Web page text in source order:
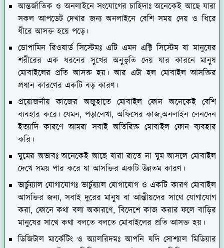
আন্তর্জাতিক ও অনলাইনে সংযোগের চাহিদাঃ অনেকেই আছে যারা
সকল আপডেট দেখার জন্য অনলাইনে বেশি সময় দেয় ও ধিরে
ধীরে আসক্ত হয়ে পড়ে।
ডোপামিন রিওযার্ড সিস্টেমঃ এটি এমন এক্টি সিস্টেম যা মানুষের
শরীরের এক ধরনের সুখের অনুভুতি দেয় যার কারনে মানুষ
মোবাইলের প্রতি আসক্ত হয়। আর এটা হল মোবাইল আসক্তির
প্রধান কারণের একটি বড় কারণ।
প্রয়োজনীয় কাজের অজুহাতে মোবাইল ফোন অনেকেই বেশি
ব্যবহার করে। যেমন, পড়ালেখা, অফিসের কাজ,অনলাইন লেনদেন
ইত্যাদি কারণে আমরা সবাই অতিরিক্ত মোবাইল ফোন ব্যবহার
করি।
ঘুমের অভাবঃ অনেকেই আছে যারা রাতে না ঘুম আসলে মোবাইল
দেখে সময় পার করে যা আসক্তির একটি উন্নতম কারণ।
ভার্চুয়্যাল যোগাযোগঃ ভার্চুয়্যাল যোগাযোগ ও একটি কারণ মোবাইল
আসক্তির জন্য, সবাই দুরের মানুষ বা আন্তীয়দের সাথে যোগাযোগ
করা, ফোনে কথা বলা অকারণে, বিদেশে কাজ করার ফলে বাড়ির
মানুষের সাথে কথা বলতে বলতে মোবাইলের প্রতি আসক্ত হয়।
ডিজিটাল মার্কেটিং ও অ্যালরিদমঃ আপনি যদি সোশ্যাল মিডিয়ার